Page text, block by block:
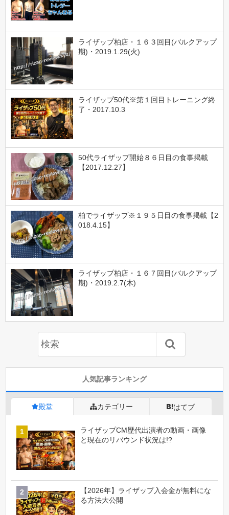
ライザップ柏店・１６３回目(バルクアップ
期)・2019.1.29(火)
ライザップ50代※第１回目トレーニング終
了・2017.10.3
50代ライザップ開始８６日目の食事掲載
【2017.12.27】
柏でライザップ※１９５日目の食事掲載【2
018.4.15】
ライザップ柏店・１６７回目(バルクアップ
期)・2019.2.7(木)
人気記事ランキング
殿堂 カテゴリー はてブ
ライザップCM歴代出演者の動画・画像
と現在のリバウンド状況は!?
【2026年】ライザップ入会金が無料にな
る方法大公開